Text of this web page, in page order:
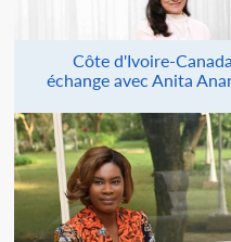
Côte d'Ivoire-
échange avec Anita